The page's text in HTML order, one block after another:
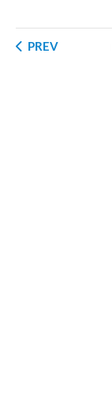
PREV